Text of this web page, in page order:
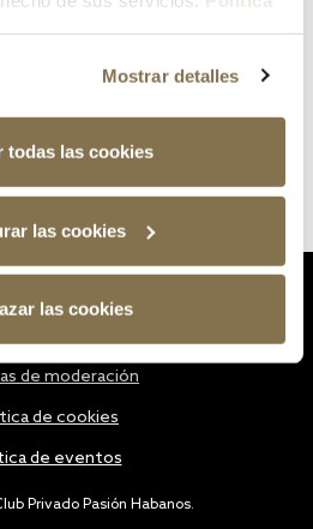
Mostrar detalles
todas las cookies
las cookies
las cookies
Privado Pasión Habanos.
de moderación
de cookies
de eventos